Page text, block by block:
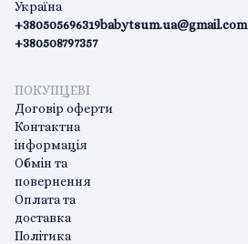
Україна
+380505696319
+380508797357
babytsum.ua@gmail.com
ПОКУПЦЕВІ
Договір оферти
Контактна
інформація
Обмін та
повернення
Оплата та
доставка
Політика